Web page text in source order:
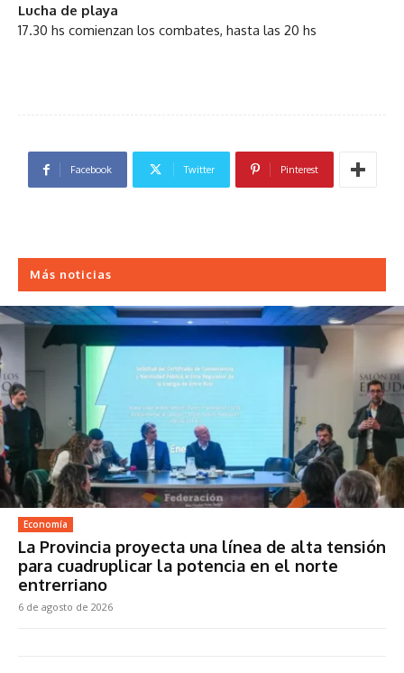
Lucha de playa
17.30 hs comienzan los combates, hasta las 20 hs
Facebook Twitter Pinterest
Más noticias
Economía
La Provincia proyecta una línea de alta tensión
para cuadruplicar la potencia en el norte
entrerriano
6 de agosto de 2026